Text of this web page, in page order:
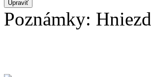
Poznámky: